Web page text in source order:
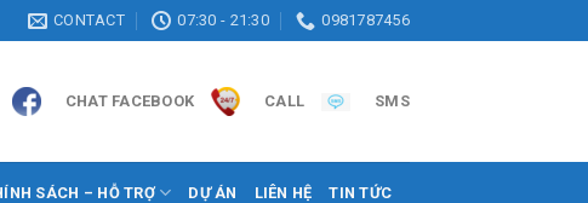
CONTACT 07:30 - 21:30 0981787456
CHAT FACEBOOK CALL SMS
SÁCH – HỖ TRỢ DỰ ÁN LIÊN HỆ TIN TỨC